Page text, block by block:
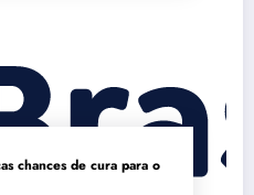
chances de cura para o